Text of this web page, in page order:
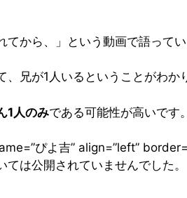
から、」という動画で語ってい
兄が1人いるということがわか
1人のみである可能性が高いです。
ぴよ吉” align=”left”
は公開されていませんでした。